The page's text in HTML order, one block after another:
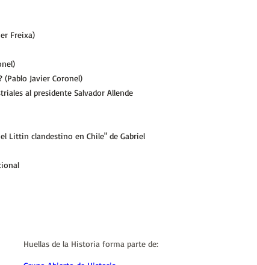
Freixa)
Javier Coronel)
al presidente Salvador Allende
Littin clandestino en Chile" de Gabriel
Huellas de la Historia forma parte de: